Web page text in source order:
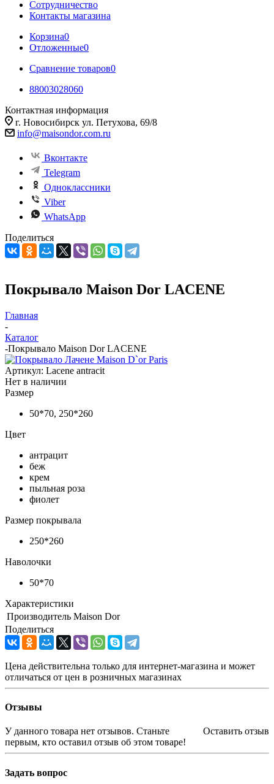
Сотрудничество
Контакты магазина
Корзина0
Отложенные0
Сравнение товаров0
88003028060
Контактная информация
г. Новосибирск ул. Петухова, 69/8
info@maisondor.com.ru
Вконтакте
Telegram
Одноклассники
Viber
WhatsApp
Поделиться
Покрывало Maison Dor LACENE
Главная
-
Каталог
-Покрывало Maison Dor LACENE
Артикул: Lacene antracit
Нет в наличии
Размер
50*70, 250*260
Цвет
антрацит
беж
крем
пыльная роза
фиолет
Размер покрывала
250*260
Наволочки
50*70
Характеристики
Производитель Maison Dor
Поделиться
Цена действительна только для интернет-магазина и может
отличаться от цен в розничных магазинах
Отзывы
Оставить отзыв
У данного товара нет отзывов. Станьте
первым, кто оставил отзыв об этом товаре!
Задать вопрос